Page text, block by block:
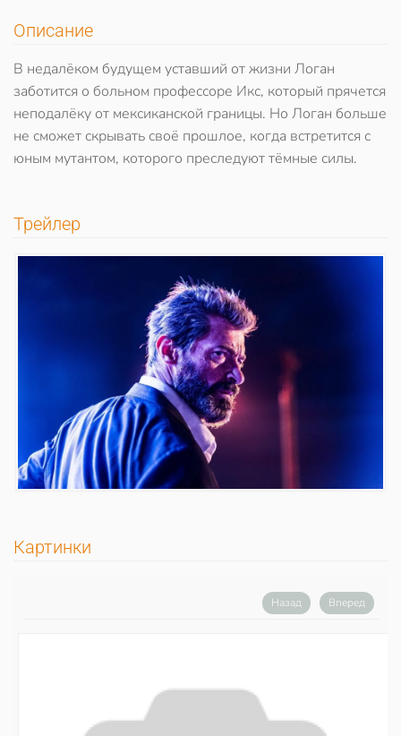
Описание
В недалёком будущем уставший от жизни Логан
заботится о больном профессоре Икс, который прячется
неподалёку от мексиканской границы. Но Логан больше
не сможет скрывать своё прошлое, когда встретится с
юным мутантом, которого преследуют тёмные силы.
Трейлер
Картинки
Назад Вперед